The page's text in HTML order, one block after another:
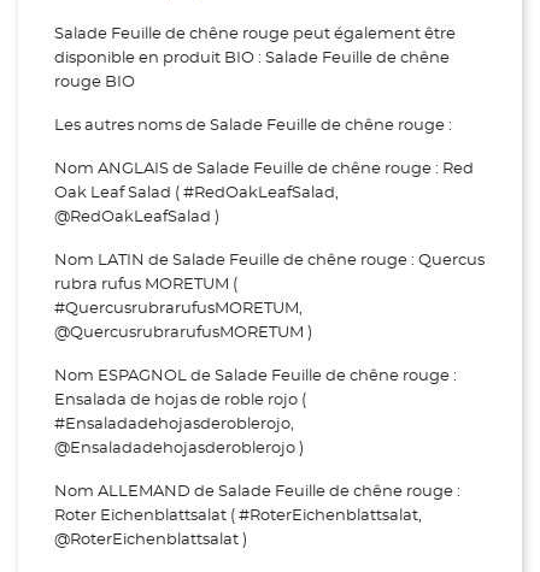
Salade Feuille de chêne rouge peut également être
disponible en produit BIO : Salade Feuille de chêne
rouge BIO
Les autres noms de Salade Feuille de chêne rouge :
Nom ANGLAIS de Salade Feuille de chêne rouge : Red
Oak Leaf Salad ( #RedOakLeafSalad,
@RedOakLeafSalad )
Nom LATIN de Salade Feuille de chêne rouge : Quercus
rubra rufus MORETUM (
#QuercusrubrarufusMORETUM,
@QuercusrubrarufusMORETUM )
Nom ESPAGNOL de Salade Feuille de chêne rouge :
Ensalada de hojas de roble rojo (
#Ensaladadehojasderoblerojo,
@Ensaladadehojasderoblerojo )
Nom ALLEMAND de Salade Feuille de chêne rouge :
Roter Eichenblattsalat ( #RoterEichenblattsalat,
@RoterEichenblattsalat )